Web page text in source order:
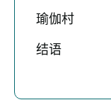
瑜伽村
结语